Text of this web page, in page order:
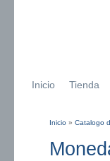
Inicio Tienda
Inicio » Catalogo